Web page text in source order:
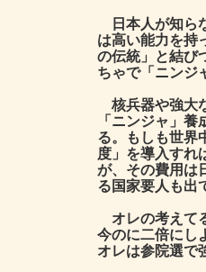
日本人が知ら
は高い能力を持
の伝統」と結び
ちゃで「ニンジ
核兵器や強大
「ニンジャ」
る。もしも世界
度」を導入すれ
が、その費用は
る国家要人も出
オレの考えて
今のに二倍にし
オレは参院選で